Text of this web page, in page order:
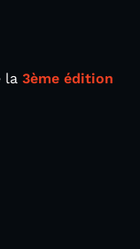
la 3ème édition